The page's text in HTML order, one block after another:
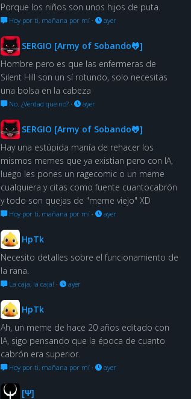
Porque los niños son unos hijos de puta.
Hoy por ti, mañana por mí · ayer
SERGIO [Army of Sobando🐸]
Hombre pero es que las enfermeras de
Silent Hill son un sí rotundo, solo necesitas
una bolsa en la cabeza
No. ¿Verdad que no? · ayer
SERGIO [Army of Sobando🐸]
Hay una estúpida manía de rehacer los
mismos memes que ya existian pero con IA,
luego les pones un ragecomic o un meme
cualquiera y citas como fuente cuantocabrón
y todo son quejas de "meme viejo" XD
Hoy por ti, mañana por mí · ayer
HpTk
Necesito detalles sobre el funcionamiento de
la rana.
La caja, la caja! · ayer
HpTk
Ah, un meme de hace 20 años editado con
IA, sigo pensando que la época de cuanto
cabrón era superior.
Hoy por ti, mañana por mí · ayer
[Ψ]